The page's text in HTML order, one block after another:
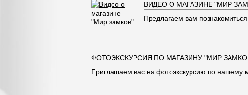
ВИДЕО О МАГАЗИНЕ "МИР
Предлагаем вам
ФОТОЭКСКУРСИЯ ПО МАГАЗИНУ "МИР
Приглашаем вас на фотоэкскурсию по нашему